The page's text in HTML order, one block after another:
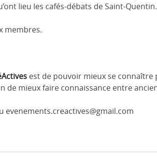
lieu les cafés-débats de Saint-Quentin.
membres.
est de pouvoir mieux se connaître
de mieux faire connaissance entre
evenements.creactives@gmail.com